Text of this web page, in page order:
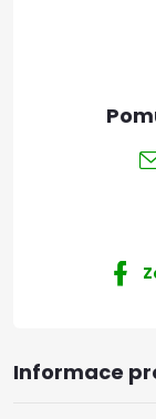
Informace